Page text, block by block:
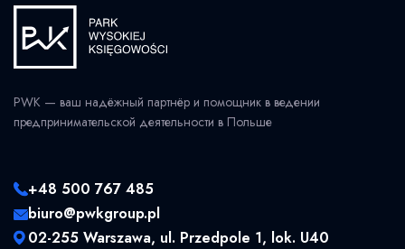
PWK — ваш надёжный партнёр и помощник в ведении
предпринимательской деятельности в Польше
+48 500 767 485
biuro@pwkgroup.pl
02-255 Warszawa, ul. Przedpole 1, lok. U40